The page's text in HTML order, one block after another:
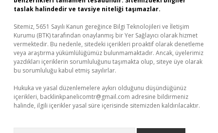
taslak halindedir ve tavsiye niteliği taşımazlar.
Sitemiz, 5651 Sayılı Kanun gereğince Bilgi Teknolojileri ve İletişim
Kurumu (BTK) tarafından onaylanmış bir Yer Sağlayıcı olarak hizmet
vermektedir. Bu nedenle, sitedeki içerikleri proaktif olarak denetleme
veya araştırma yükümlülüğümüz bulunmamaktadır. Ancak, üyelerimiz
yazdıkları içeriklerin sorumluluğunu taşımakta olup, siteye üye olarak
bu sorumluluğu kabul etmiş sayılırlar.
Hukuka ve yasal düzenlemelere aykırı olduğunu düşündüğünüz
içerikleri, backlinkpanelicomtr@gmail.com adresine bildirmeniz
halinde, ilgili içerikler yasal süre içerisinde sitemizden kaldırılacaktır.